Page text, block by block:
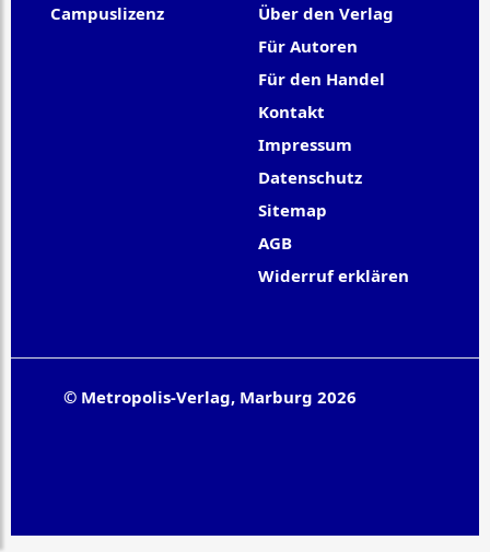
Campuslizenz
Über den Verlag
Für Autoren
Für den Handel
Kontakt
Impressum
Datenschutz
Sitemap
AGB
Widerruf erklären
© Metropolis-Verlag, Marburg 2026